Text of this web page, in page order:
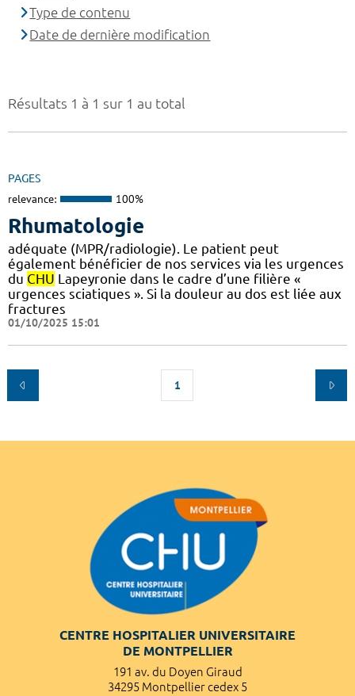
Résultats 1 à 1 sur 1 au total
PAGES
relevance: 100%
Rhumatologie
adéquate (MPR/radiologie). Le patient peut
également bénéficier de nos services via les urgences
du CHU Lapeyronie dans le cadre d’une filière «
urgences sciatiques ». Si la douleur au dos est liée aux
fractures
01/10/2025 15:01
1
Type de contenu
Date de dernière modification
CENTRE HOSPITALIER UNIVERSITAIRE
DE MONTPELLIER
191 av. du Doyen Giraud
34295 Montpellier cedex 5